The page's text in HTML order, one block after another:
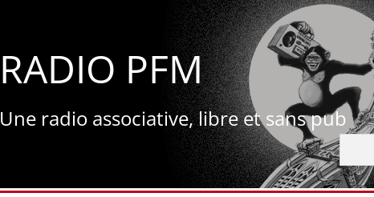
RADIO PFM
Une radio associative, libre et sans pub